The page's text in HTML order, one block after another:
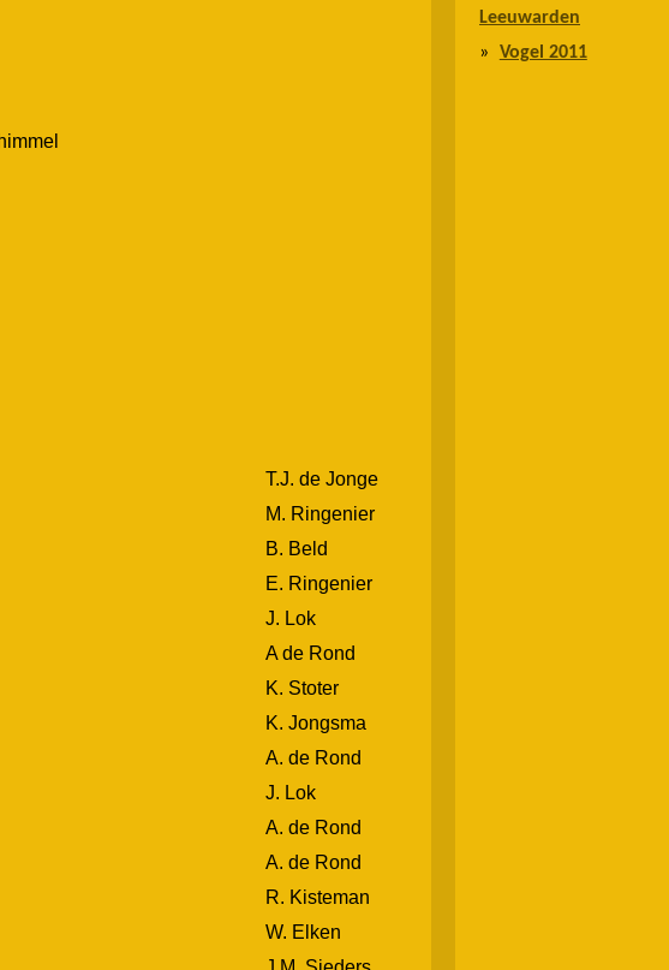
T.J. de Jonge
M. Ringenier
B. Beld
E. Ringenier
J. Lok
A de Rond
K. Stoter
K. Jongsma
A. de Rond
J. Lok
A. de Rond
A. de Rond
R. Kisteman
W. Elken
Leeuwarden
Vogel 2011